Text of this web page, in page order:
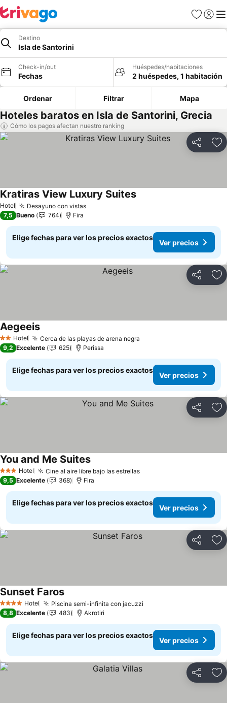
Favoritos
Iniciar
Destino
Isla de Santorini
Check-in/out
Fechas
Huéspedes/habitaciones
2 huéspedes, 1 habitación
Ordenar Filtrar Mapa
Hoteles baratos en Isla de Santorini, Grecia
Cómo los pagos afectan nuestro ranking
Compartir
Hotel Desayuno con vistasVer precios
Kratiras View Luxury SuitesVer precios
7,5 Bueno 764 Fira
Elige fechas para ver los precios exactos
Ver precios
Compartir
2 Estrellas
Hotel Cerca de las playas de arena negra
AegeeisVer precios
9,2 Excelente 625 Perissa
Elige fechas para ver los precios exactos
Ver precios
Compartir
3 Estrellas
Hotel Cine al aire libre bajo las estrellasVer precios
You and Me SuitesVer precios
9,5 Excelente 368 Fira
Elige fechas para ver los precios exactos
Ver precios
Compartir
4 EstrellasHotel Piscina semi-infinita con jacuzzi
Sunset FarosVer precios
8,8 Excelente 483 Akrotiri
Elige fechas para ver los precios exactos
Ver precios
Compartir